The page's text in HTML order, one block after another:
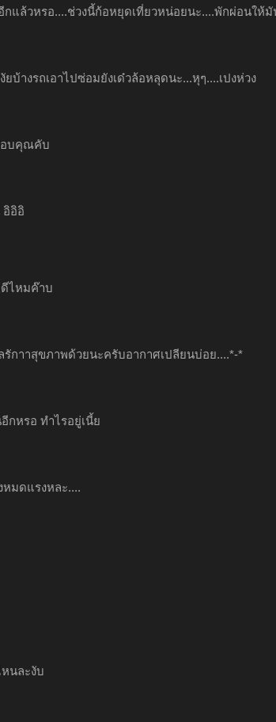
กแล้วหรอ....ช่วงนี้ก้อหยุดเที่ยวหน่อยนะ....พักผ่อนให้มั
ยบ้างรถเอาไปซ่อมยังเด๋วล้อหลุดนะ...หุๆ....เปงห่วง
อบคุณคับ
อิอิอิ
ไหมค๊าบ
รักาาสุขภาพด้วยนะครับอากาศเปลียนบ่อย....*-*
กหรอ ทำไรอยู่เนี้ย
หมดแรงหละ....
หนละงับ